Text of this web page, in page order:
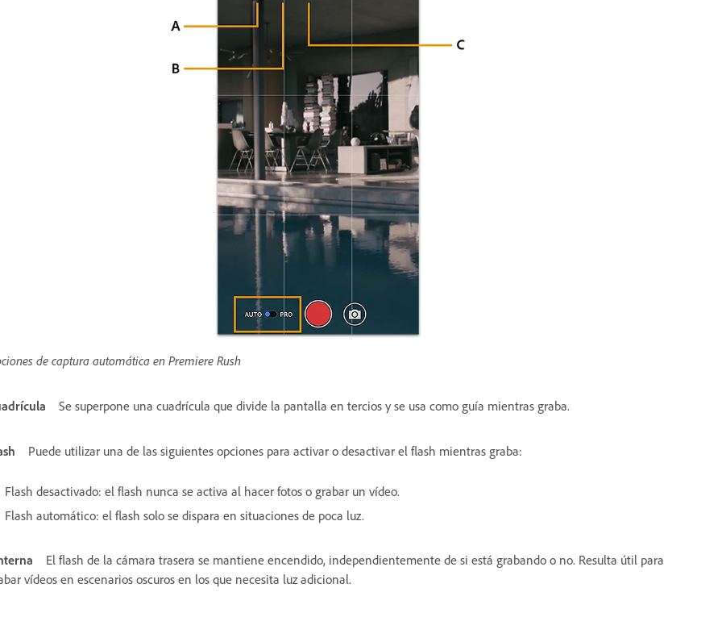
de captura automática en Premiere Rush
Se superpone una cuadrícula que divide la pantalla en tercios y se usa como guía mientras graba.
Puede utilizar una de las siguientes opciones para activar o desactivar el flash mientras graba:
Flash desactivado: el flash nunca se activa al hacer fotos o grabar un vídeo.
Flash automático: el flash solo se dispara en situaciones de poca luz.
El flash de la cámara trasera se mantiene encendido, independientemente de si está grabando o no. Resulta útil para
vídeos en escenarios oscuros en los que necesita luz adicional.